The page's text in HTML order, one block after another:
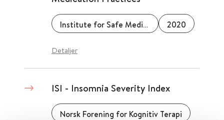
Institute for Safe Medication Practices 2020
Detaljer
ISI - Insomnia Severity Index
Norsk Forening for Kognitiv Terapi